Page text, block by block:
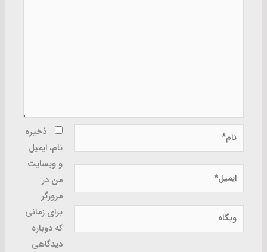
نام*
ایمیل*
وبگاه
ذخیره
نام، ایمیل
و وبسایت
من در
مرورگر
برای زمانی
که دوباره
دیدگاهی